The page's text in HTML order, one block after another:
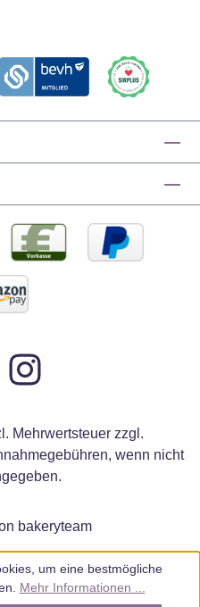
Mehrwertsteuer zzgl.
wenn nicht
bakeryteam
um eine bestmögliche
Mehr Informationen ...